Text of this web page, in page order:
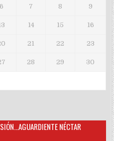
6 7 8 9
14 15 16
21 22 23
28 29 30
NÉCTAR